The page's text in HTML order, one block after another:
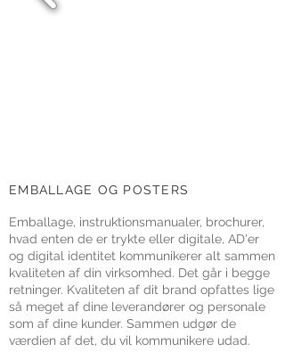
EMBALLAGE OG POSTERS
Emballage, instruktionsmanualer, brochurer,
hvad enten de er trykte eller digitale, AD'er
og digital identitet kommunikerer alt sammen
kvaliteten af din virksomhed. Det går i begge
retninger. Kvaliteten af dit brand opfattes lige
så meget af dine leverandører og personale
som af dine kunder. Sammen udgør de
værdien af det, du vil kommunikere udad.